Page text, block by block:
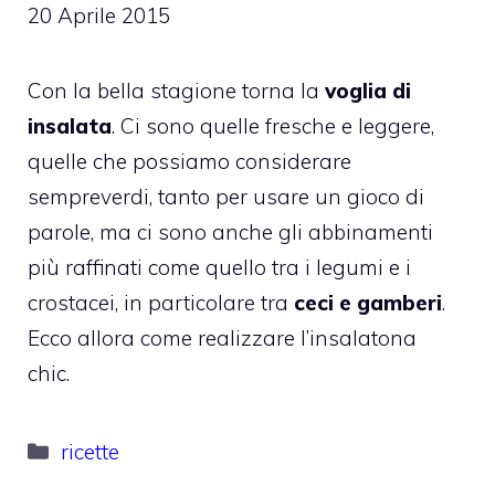
20 Aprile 2015
Con la bella stagione torna la voglia di
insalata. Ci sono quelle fresche e leggere,
quelle che possiamo considerare
sempreverdi, tanto per usare un gioco di
parole, ma ci sono anche gli abbinamenti
più raffinati come quello tra i legumi e i
crostacei, in particolare tra ceci e gamberi.
Ecco allora come realizzare l’insalatona
chic.
Categorie
ricette